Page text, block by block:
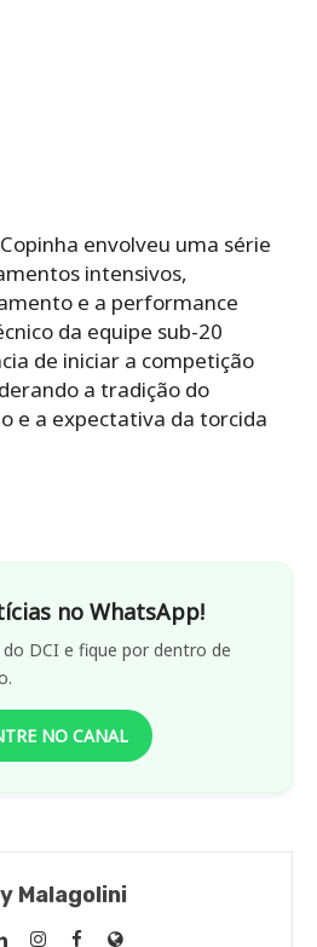
envolveu uma série
intensivos,
e a performance
da equipe sub-20
de iniciar a competição
a tradição do
e a expectativa da torcida
no WhatsApp!
DCI e fique por dentro de
NO CANAL
Malagolini
AnnyAnnyAnnySite